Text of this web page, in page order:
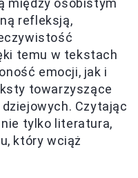
refleksją,
temu w tekstach
emocji, jak i
towarzyszące
Czytając
tylko literatura,
który wciąż